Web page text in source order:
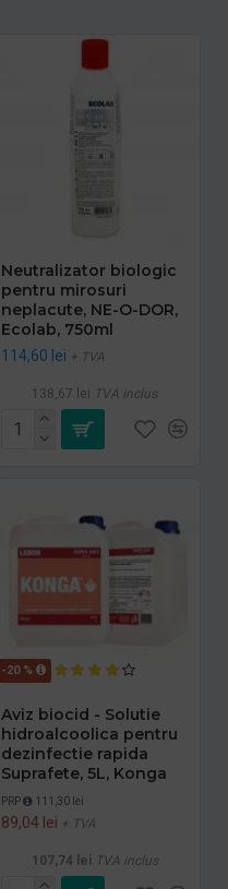
Neutralizator biologic
pentru mirosuri
neplacute, NE-O-DOR,
Ecolab, 750ml
114,60 lei + TVA
138,67 lei TVA inclus
-20 %
Aviz biocid - Solutie
hidroalcoolica pentru
dezinfectie rapida
Suprafete, 5L, Konga
PRP 111,30 lei
89,04 lei + TVA
107,74 lei TVA inclus